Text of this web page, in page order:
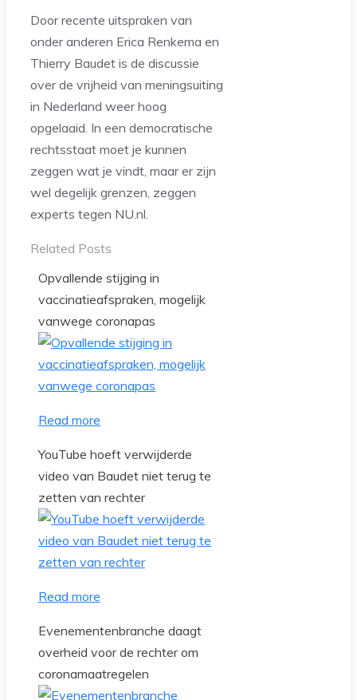
Door recente uitspraken van
onder anderen Erica Renkema en
Thierry Baudet is de discussie
over de vrijheid van meningsuiting
in Nederland weer hoog
opgelaaid. In een democratische
rechtsstaat moet je kunnen
zeggen wat je vindt, maar er zijn
wel degelijk grenzen, zeggen
experts tegen NU.nl.
Related Posts
Opvallende stijging in
vaccinatieafspraken, mogelijk
vanwege coronapas
Read more
YouTube hoeft verwijderde
video van Baudet niet terug te
zetten van rechter
Read more
Evenementenbranche daagt
overheid voor de rechter om
coronamaatregelen